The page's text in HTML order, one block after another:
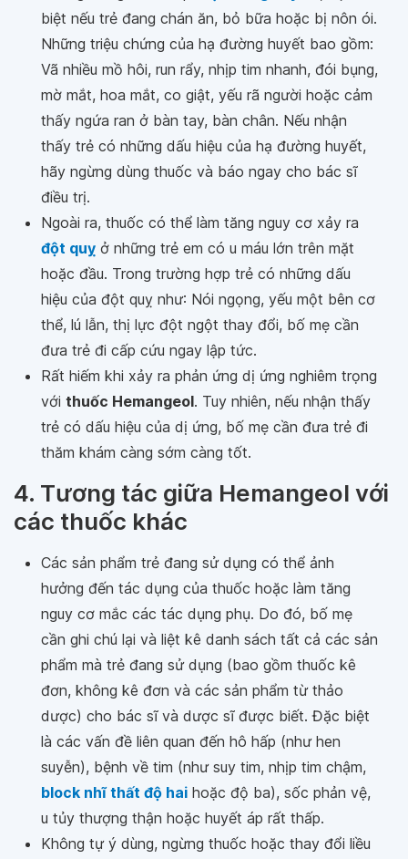
biệt nếu trẻ đang chán ăn, bỏ bữa hoặc bị nôn ói.
Những triệu chứng của hạ đường huyết bao gồm:
Vã nhiều mồ hôi, run rẩy, nhịp tim nhanh, đói bụng,
mờ mắt, hoa mắt, co giật, yếu rã người hoặc cảm
thấy ngứa ran ở bàn tay, bàn chân. Nếu nhận
thấy trẻ có những dấu hiệu của hạ đường huyết,
hãy ngừng dùng thuốc và báo ngay cho bác sĩ
điều trị.
Ngoài ra, thuốc có thể làm tăng nguy cơ xảy ra
đột quỵ ở những trẻ em có u máu lớn trên mặt
hoặc đầu. Trong trường hợp trẻ có những dấu
hiệu của đột quỵ như: Nói ngọng, yếu một bên cơ
thể, lú lẫn, thị lực đột ngột thay đổi, bố mẹ cần
đưa trẻ đi cấp cứu ngay lập tức.
Rất hiếm khi xảy ra phản ứng dị ứng nghiêm trọng
với thuốc Hemangeol. Tuy nhiên, nếu nhận thấy
trẻ có dấu hiệu của dị ứng, bố mẹ cần đưa trẻ đi
thăm khám càng sớm càng tốt.
4. Tương tác giữa Hemangeol với
các thuốc khác
Các sản phẩm trẻ đang sử dụng có thể ảnh
hưởng đến tác dụng của thuốc hoặc làm tăng
nguy cơ mắc các tác dụng phụ. Do đó, bố mẹ
cần ghi chú lại và liệt kê danh sách tất cả các sản
phẩm mà trẻ đang sử dụng (bao gồm thuốc kê
đơn, không kê đơn và các sản phẩm từ thảo
dược) cho bác sĩ và dược sĩ được biết. Đặc biệt
là các vấn đề liên quan đến hô hấp (như hen
suyễn), bệnh về tim (như suy tim, nhịp tim chậm,
block nhĩ thất độ hai hoặc độ ba), sốc phản vệ,
u tủy thượng thận hoặc huyết áp rất thấp.
Không tự ý dùng, ngừng thuốc hoặc thay đổi liều